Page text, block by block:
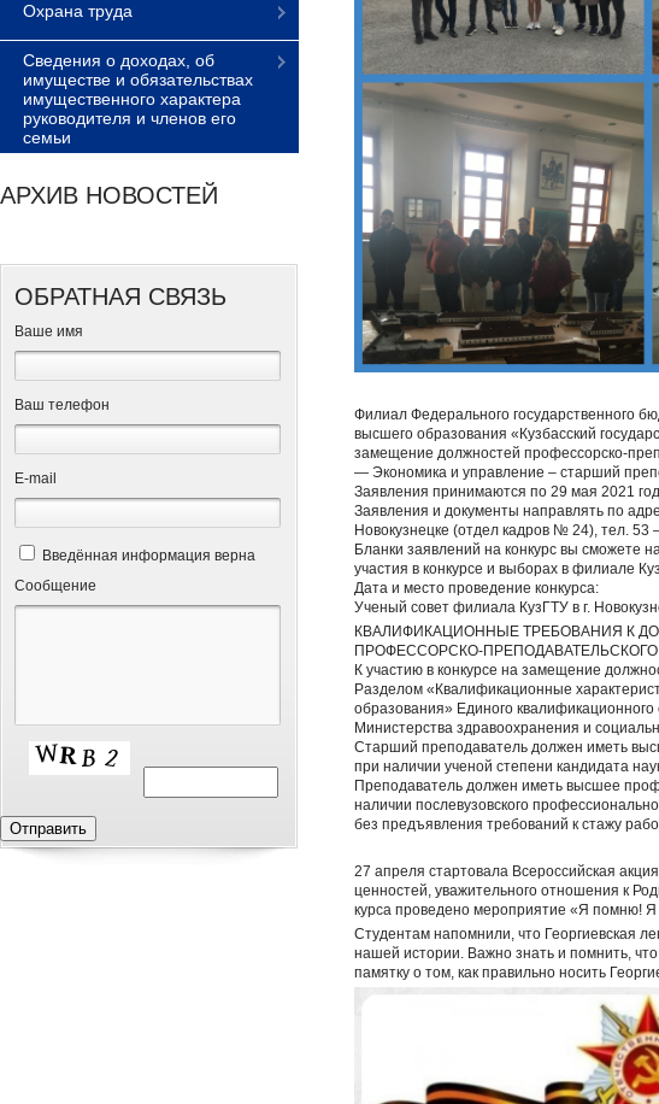
Охрана труда
Сведения о доходах, об
имуществе и обязательствах
имущественного характера
руководителя и членов его
семьи
АРХИВ НОВОСТЕЙ
ОБРАТНАЯ СВЯЗЬ
Ваше имя
Ваш телефон
Е-mail
Введённая информация верна
Сообщение
Филиал Федерального государственного
высшего образования «Кузбасский
замещение должностей профессорско-
— Экономика и управление – старший
Заявления принимаются по 29 мая 2021
Заявления и документы направлять по
Новокузнецке (отдел кадров № 24), тел. 53
Бланки заявлений на конкурс вы сможете
участия в конкурсе и выборах в филиале
Дата и место проведение конкурса:
Ученый совет филиала КузГТУ в г.
КВАЛИФИКАЦИОННЫЕ ТРЕБОВАНИЯ К
ПРОФЕССОРСКО-
К участию в конкурсе на замещение
Разделом «Квалификационные
образования» Единого
Министерства здравоохранения и
Старший преподаватель должен иметь
при наличии ученой степени кандидата
Преподаватель должен иметь высшее
наличии послевузовского
без предъявления требований к стажу
27 апреля стартовала Всероссийская
ценностей, уважительного отношения к
курса проведено мероприятие «Я помню! Я
Студентам напомнили, что Георгиевская
нашей истории. Важно знать и помнить,
памятку о том, как правильно носить